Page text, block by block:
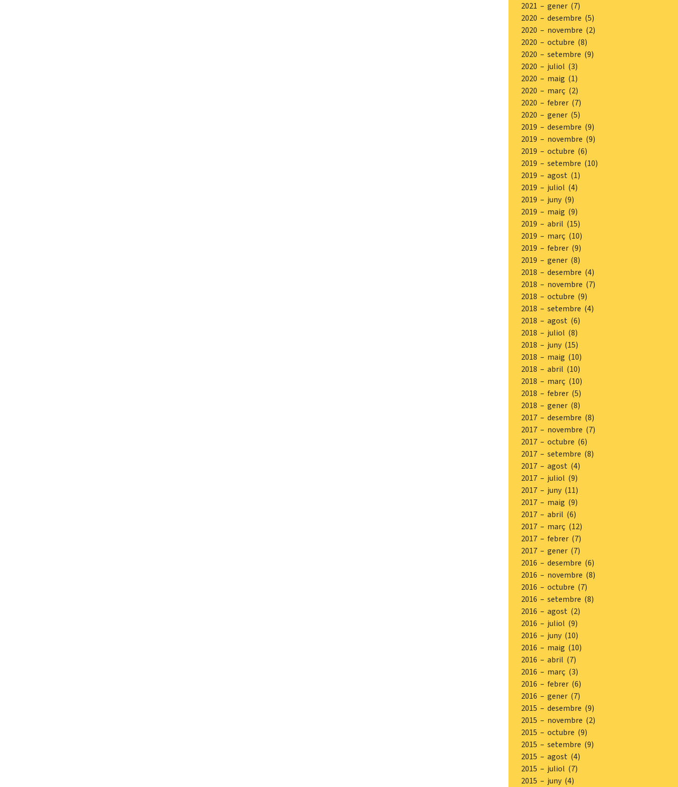
2021 – gener (7)
2020 – desembre (5)
2020 – novembre (2)
2020 – octubre (8)
2020 – setembre (9)
2020 – juliol (3)
2020 – maig (1)
2020 – març (2)
2020 – febrer (7)
2020 – gener (5)
2019 – desembre (9)
2019 – novembre (9)
2019 – octubre (6)
2019 – setembre (10)
2019 – agost (1)
2019 – juliol (4)
2019 – juny (9)
2019 – maig (9)
2019 – abril (15)
2019 – març (10)
2019 – febrer (9)
2019 – gener (8)
2018 – desembre (4)
2018 – novembre (7)
2018 – octubre (9)
2018 – setembre (4)
2018 – agost (6)
2018 – juliol (8)
2018 – juny (15)
2018 – maig (10)
2018 – abril (10)
2018 – març (10)
2018 – febrer (5)
2018 – gener (8)
2017 – desembre (8)
2017 – novembre (7)
2017 – octubre (6)
2017 – setembre (8)
2017 – agost (4)
2017 – juliol (9)
2017 – juny (11)
2017 – maig (9)
2017 – abril (6)
2017 – març (12)
2017 – febrer (7)
2017 – gener (7)
2016 – desembre (6)
2016 – novembre (8)
2016 – octubre (7)
2016 – setembre (8)
2016 – agost (2)
2016 – juliol (9)
2016 – juny (10)
2016 – maig (10)
2016 – abril (7)
2016 – març (3)
2016 – febrer (6)
2016 – gener (7)
2015 – desembre (9)
2015 – novembre (2)
2015 – octubre (9)
2015 – setembre (9)
2015 – agost (4)
2015 – juliol (7)
2015 – juny (4)